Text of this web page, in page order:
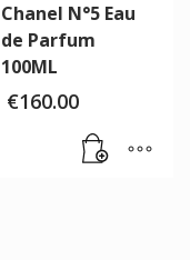
Chanel N°5 Eau
de Parfum
100ML
€160.00